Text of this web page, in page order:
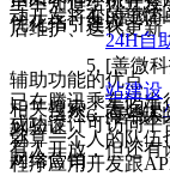
动开发将变的更简
已在腾讯乘车码出
到验证
辅助功能的优点
成功设计可访问平
有人开放，但还有
优化指引建议。
相关搜索：怎么使
么
后维护、迭代更新
当然，有些人觉
就算一个人的队伍
程序应用开发跟
[善微
24H自
[善微
站建设
[善微
网络营销